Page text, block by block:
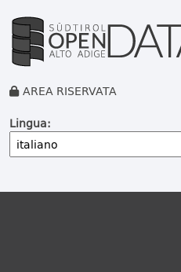
AREA RISERVATA
Lingua